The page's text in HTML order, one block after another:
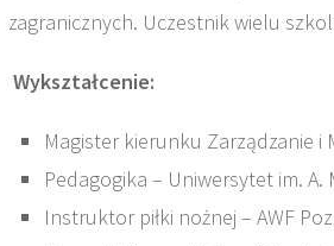
zagranicznych. Uczestnik wielu
Wykształcenie:
Magister kierunku Zarządzanie
Pedagogika – Uniwersytet im.
Instruktor piłki nożnej – AWF